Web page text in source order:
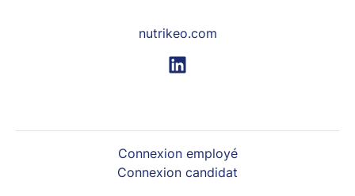
nutrikeo.com
Connexion employé
Connexion candidat